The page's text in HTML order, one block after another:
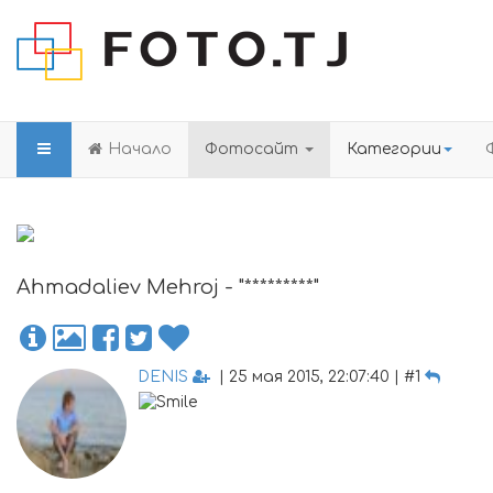
Начало Фотосайт Категории
Ahmadaliev Mehroj - "*********"
DENIS | 25 мая 2015, 22:07:40 | #1